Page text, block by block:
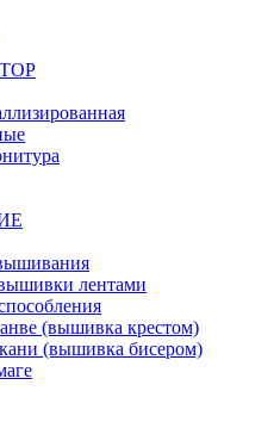
лентами
(вышивка крестом)
(вышивка бисером)